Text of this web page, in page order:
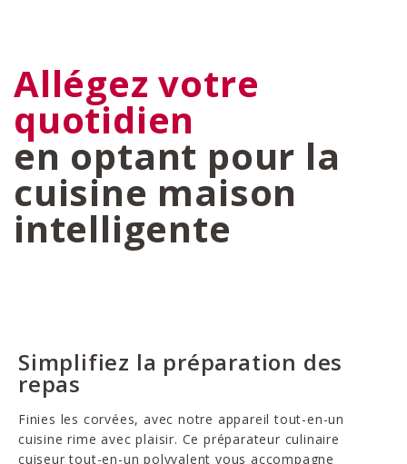
Allégez votre
quotidien
en optant pour la
cuisine maison
intelligente
Simplifiez la préparation des
repas
Finies les corvées, avec notre appareil tout-en-un
cuisine rime avec plaisir. Ce préparateur culinaire
cuiseur tout-en-un polyvalent vous accompagne